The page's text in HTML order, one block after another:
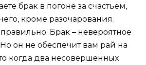
брак в погоне за счастьем,
кроме разочарования.
Брак – невероятное
он не обеспечит вам рай на
когда два несовершенных